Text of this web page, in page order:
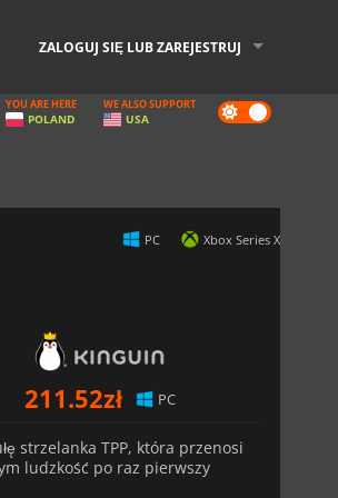
ZALOGUJ SIĘ LUB ZAREJESTRUJ
Dark
mode
YOU ARE HERE
POLAND
WE ALSO SUPPORT
USA
PC Xbox Series X
211.52zł PC
strzelanka TPP, która przenosi
ludzkość po raz pierwszy